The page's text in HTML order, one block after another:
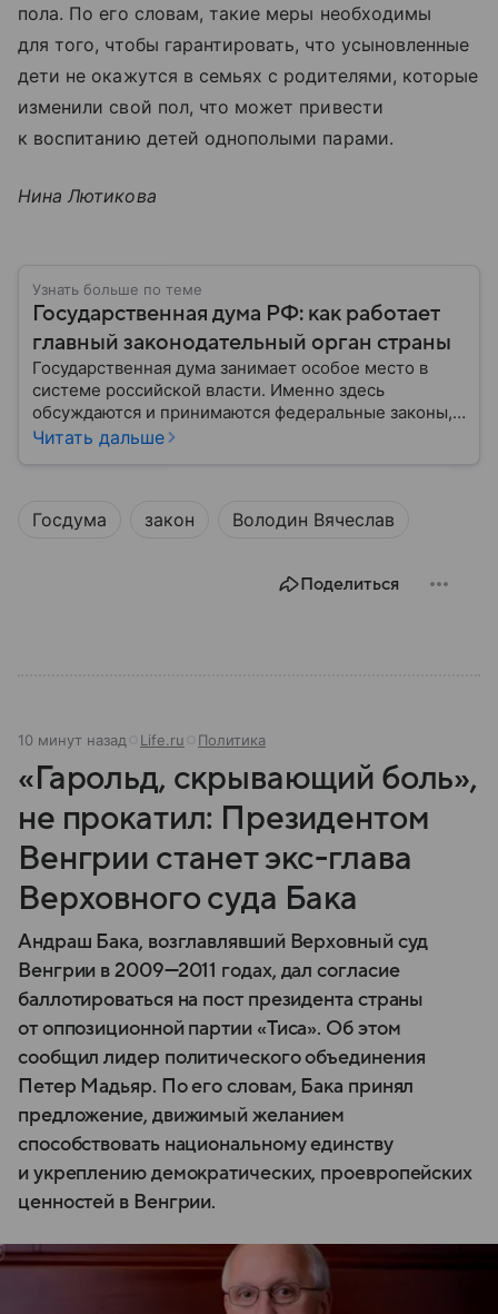
пола. По его словам, такие меры необходимы
для того, чтобы гарантировать, что усыновленные
дети не окажутся в семьях с родителями, которые
изменили свой пол, что может привести
к воспитанию детей однополыми парами.
Нина Лютикова
Узнать больше по теме
Государственная дума РФ: как работает
главный законодательный орган страны
Государственная дума занимает особое место в
системе российской власти. Именно здесь
обсуждаются и принимаются федеральные законы,
определяющие развитие государства, экономики и
Разбираемся, как устроена Госдума, какие
Читать дальше
Госдума закон Володин Вячеслав
Поделиться
10 минут назад Life.ru Политика
«Гарольд, скрывающий боль»,
не прокатил: Президентом
Венгрии станет экс-глава
Верховного суда Бака
Андраш Бака, возглавлявший Верховный суд
Венгрии в 2009—2011 годах, дал согласие
баллотироваться на пост президента страны
от оппозиционной партии «Тиса». Об этом
сообщил лидер политического объединения
Петер Мадьяр. По его словам, Бака принял
предложение, движимый желанием
способствовать национальному единству
и укреплению демократических, проевропейских
ценностей в Венгрии.